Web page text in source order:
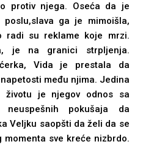
protiv njega. Oseća da je
ga je mimoišla,
radi su reklame koje mrzi.
je na granici strpljenja.
Vida je prestala da
među njima. Jedina
životu je njegov odnos sa
pokušaja da
Veljku saopšti da želi da se
sve kreće nizbrdo.